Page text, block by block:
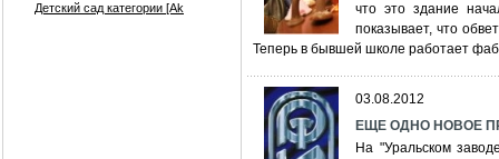
Детский сад категории [Аk
что это здание
показывает, что
Теперь в бывшей школе работает
03.08.2012
ЕЩЕ ОДНО НОВОЕ
На "Уральском